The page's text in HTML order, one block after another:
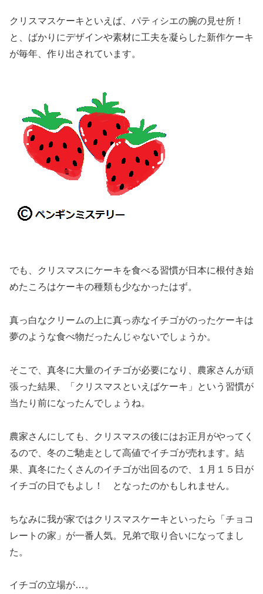
クリスマスケーキといえば、パティシエの腕の見せ所！
と、ばかりにデザインや素材に工夫を凝らした新作ケーキ
が毎年、作り出されています。
でも、クリスマスにケーキを食べる習慣が日本に根付き始
めたころはケーキの種類も少なかったはず。
真っ白なクリームの上に真っ赤なイチゴがのったケーキは
夢のような食べ物だったんじゃないでしょうか。
そこで、真冬に大量のイチゴが必要になり、農家さんが頑
張った結果、「クリスマスといえばケーキ」という習慣が
当たり前になったんでしょうね。
農家さんにしても、クリスマスの後にはお正月がやってく
るので、冬のご馳走として高値でイチゴが売れます。結
果、真冬にたくさんのイチゴが出回るので、１月１５日が
イチゴの日でもよし！ となったのかもしれません。
ちなみに我が家ではクリスマスケーキといったら「チョコ
レートの家」が一番人気。兄弟で取り合いになってまし
た。
イチゴの立場が…。